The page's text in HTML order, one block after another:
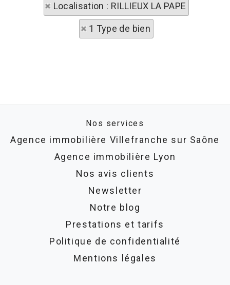
Localisation : RILLIEUX LA PAPE
1 Type de bien
Nos services
Agence immobilière Villefranche sur Saône
Agence immobilière Lyon
Nos avis clients
Newsletter
Notre blog
Prestations et tarifs
Politique de confidentialité
Mentions légales